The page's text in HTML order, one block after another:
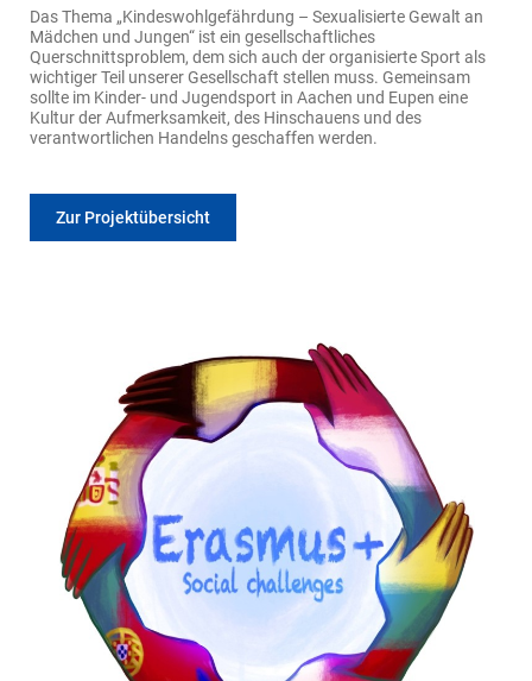
Das Thema „Kindeswohlgefährdung – Sexualisierte Gewalt an
Mädchen und Jungen“ ist ein gesellschaftliches
Querschnittsproblem, dem sich auch der organisierte Sport als
wichtiger Teil unserer Gesellschaft stellen muss. Gemeinsam
sollte im Kinder- und Jugendsport in Aachen und Eupen eine
Kultur der Aufmerksamkeit, des Hinschauens und des
verantwortlichen Handelns geschaffen werden.
Zur Projektübersicht